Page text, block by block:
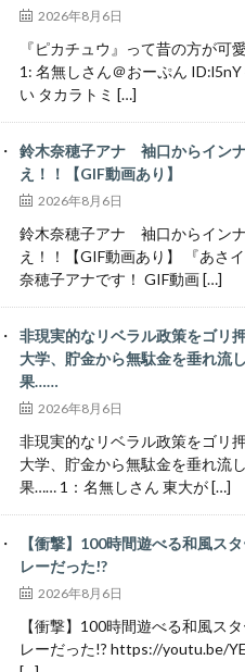
2026年8月6日
『ピカチュウ』って昔の方が可
1: 名無しさん＠おーぷん
い タカラトミ […]
鈴木奈穂子アナ 袖口からイン
え！！【GIF動画あり】
2026年8月6日
鈴木奈穂子アナ 袖口からイン
え！！【GIF動画あり】 『あさ
奈穂子アナです！ GIF動画 […]
非現実的なリベラル政策をゴリ
大学、貯金から無駄金を垂れ流
果……
2026年8月6日
非現実的なリベラル政策をゴリ
大学、貯金から無駄金を垂れ流
果…… 1：名無しさん 東大が […]
【衝撃】100時間遊べる和風ス
レーだった!?
2026年8月6日
【衝撃】100時間遊べる和風ス
レーだった!? https://youtu.be/